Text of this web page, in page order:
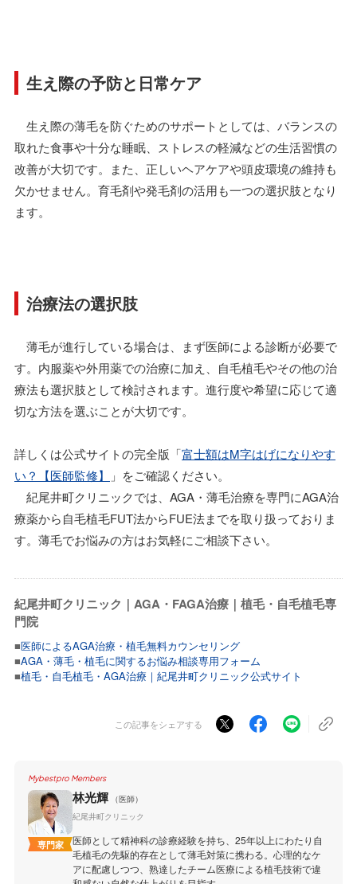
生え際の予防と日常ケア
生え際の薄毛を防ぐためのサポートとしては、バランスの
取れた食事や十分な睡眠、ストレスの軽減などの生活習慣の
改善が大切です。また、正しいヘアケアや頭皮環境の維持も
欠かせません。育毛剤や発毛剤の活用も一つの選択肢となり
ます。
治療法の選択肢
薄毛が進行している場合は、まず医師による診断が必要で
す。内服薬や外用薬での治療に加え、自毛植毛やその他の治
療法も選択肢として検討されます。進行度や希望に応じて適
切な方法を選ぶことが大切です。
詳しくは公式サイトの完全版「富士額はM字はげになりやす
い？【医師監修】
」をご確認ください。
紀尾井町クリニックでは、AGA・薄毛治療を専門にAGA治
療薬から自毛植毛FUT法からFUE法までを取り扱っておりま
す。薄毛でお悩みの方はお気軽にご相談下さい。
紀尾井町クリニック｜AGA・FAGA治療｜植毛・自毛植毛専
門院
■医師によるAGA治療・植毛無料カウンセリング
■AGA・薄毛・植毛に関するお悩み相談専用フォーム
■植毛・自毛植毛・AGA治療｜紀尾井町クリニック公式サイト
この記事をシェアする
Mybestpro Members
専門家
林光輝
（医師）
紀尾井町クリニック
医師として精神科の診療経験を持ち、25年以上にわたり自
毛植毛の先駆的存在として薄毛対策に携わる。心理的なケ
アに配慮しつつ、熟達したチーム医療による植毛技術で違